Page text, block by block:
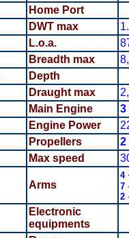
Home Port
DWT max
L.o.a.
Breadth max
Depth
Draught max
Main Engine 3
Engine Power
Propellers
2
Max speed
Arms
4
7
2
Electronic
equipments